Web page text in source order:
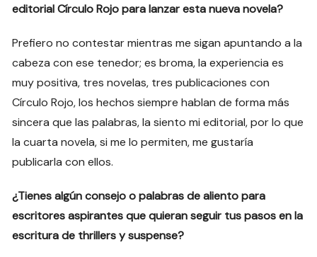
editorial Círculo Rojo para lanzar esta nueva novela?
Prefiero no contestar mientras me sigan apuntando a la
cabeza con ese tenedor; es broma, la experiencia es
muy positiva, tres novelas, tres publicaciones con
Círculo Rojo, los hechos siempre hablan de forma más
sincera que las palabras, la siento mi editorial, por lo que
la cuarta novela, si me lo permiten, me gustaría
publicarla con ellos.
¿Tienes algún consejo o palabras de aliento para
escritores aspirantes que quieran seguir tus pasos en la
escritura de thrillers y suspense?